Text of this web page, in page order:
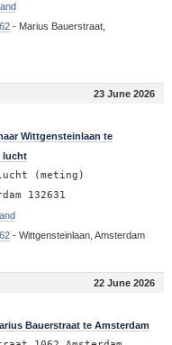
- Marius Bauerstraat,
23 June 2026
Wittgensteinlaan te
lucht
(meting)
132631
- Wittgensteinlaan, Amsterdam
22 June 2026
Bauerstraat te Amsterdam